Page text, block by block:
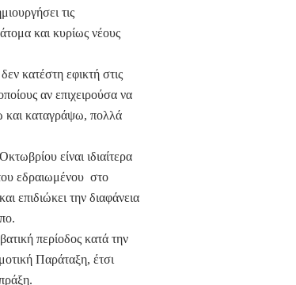
τις
και κυρίως νέους
κατέστη εφικτή στις
αν επιχειρούσα να
και καταγράψω, πολλά
είναι ιδιαίτερα
εδραιωμένου στο
επιδιώκει την διαφάνεια
περίοδος κατά την
Παράταξη, έτσι